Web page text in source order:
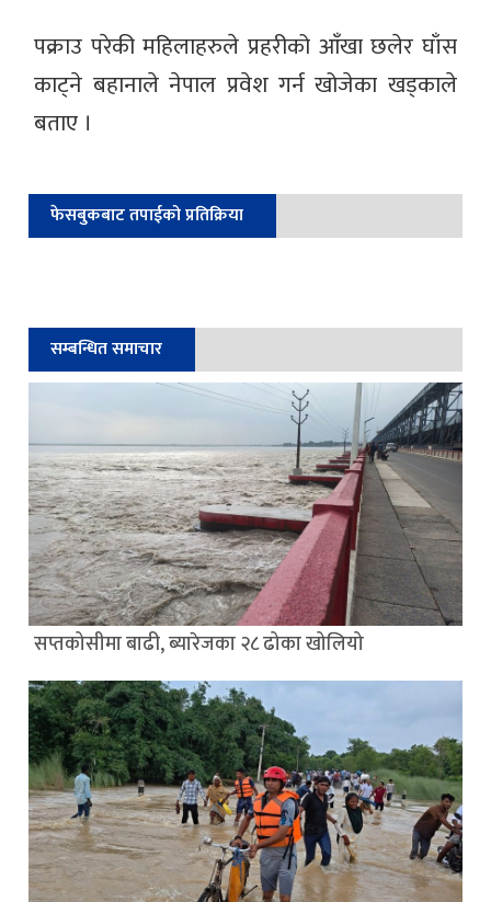
पक्राउ परेकी महिलाहरुले प्रहरीको आँखा छलेर घाँस
काट्ने बहानाले नेपाल प्रवेश गर्न खोजेका खड्काले
बताए ।
फेसबुकबाट तपाईको प्रतिक्रिया
सम्बन्धित समाचार
सप्तकोसीमा बाढी, ब्यारेजका २८ ढोका खोलियो